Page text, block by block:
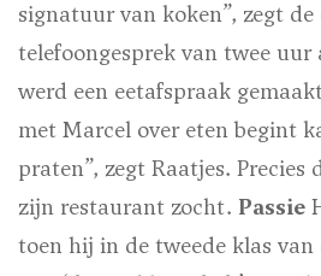
signatuur van koken”, zegt de
telefoongesprek van twee uur
werd een eetafspraak
met Marcel over eten begint
praten”, zegt Raatjes.
zijn restaurant zocht. Passie
toen hij in de tweede klas van